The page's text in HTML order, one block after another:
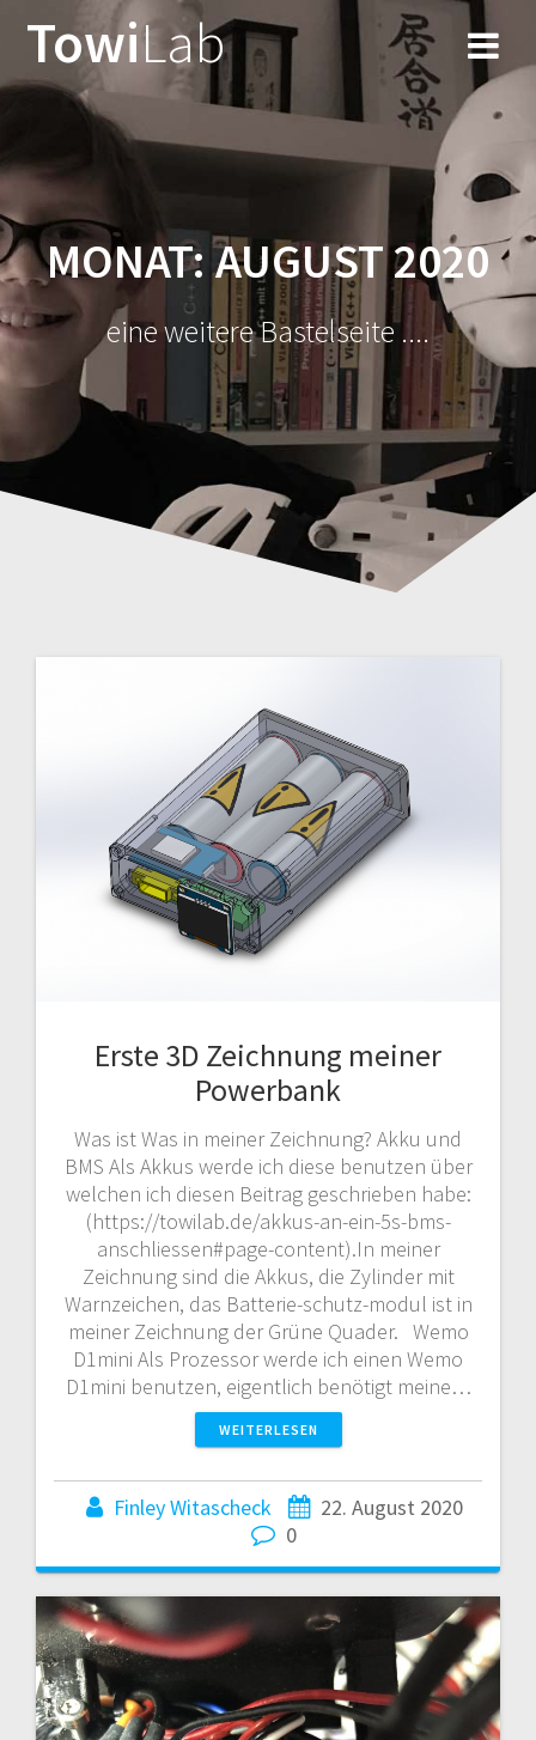
Inhalt
TowiLab
MONAT:AUGUST 2020
eine weitere Bastelseite ....
Erste 3D Zeichnung meiner
Powerbank
Was ist Was in meiner Zeichnung? Akku und
BMS Als Akkus werde ich diese benutzen über
welchen ich diesen Beitrag geschrieben habe:
(https://towilab.de/akkus-an-ein-5s-bms-
anschliessen#page-content).In meiner
Zeichnung sind die Akkus, die Zylinder mit
Warnzeichen, das Batterie-schutz-modul ist in
meiner Zeichnung der Grüne Quader. Wemo
D1mini Als Prozessor werde ich einen Wemo
D1mini benutzen, eigentlich benötigt meine…
WEITERLESEN
Finley Witascheck
22. August 2020
0